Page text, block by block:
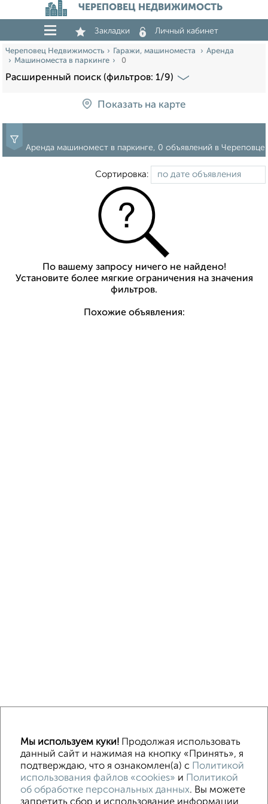
ЧЕРЕПОВЕЦ НЕДВИЖИМОСТЬ
Закладки Личный кабинет
Череповец Недвижимость Гаражи, машиноместа
Аренда
Машиноместа в паркинге
0
Расширенный поиск (фильтров: 1/9)
Показать на карте
Аренда машиномест в паркинге, 0 объявлений в Череповце
Сортировка:
По вашему запросу ничего не найдено!
Установите более мягкие ограничения на значения
фильтров.
Похожие объявления:
Машиноместа в паркинге
Контакты
Политика конфиденциальности
Пользовательское соглашение
Череповец, улица Максима Горького 32
© 2015–2026
Мы используем куки! Продолжая использовать
данный сайт и нажимая на кнопку «Принять», я
подтверждаю, что я ознакомлен(а) с Политикой
использования файлов «cookies» и Политикой
об обработке персональных данных. Вы можете